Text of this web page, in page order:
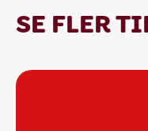
SE FLER